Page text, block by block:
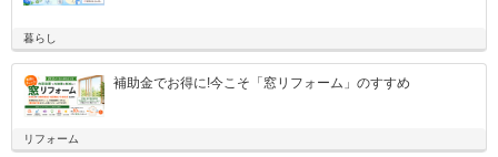
暮らし
補助金でお得に!今こそ「窓リフォーム」のすすめ
リフォーム